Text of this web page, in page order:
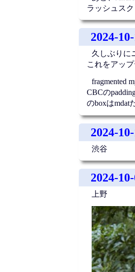
ラッシュス
2024-
久しぶりに
これをアップ
fragmented
CBCの
のboxはmdat
2024-
渋谷
2024-
上野